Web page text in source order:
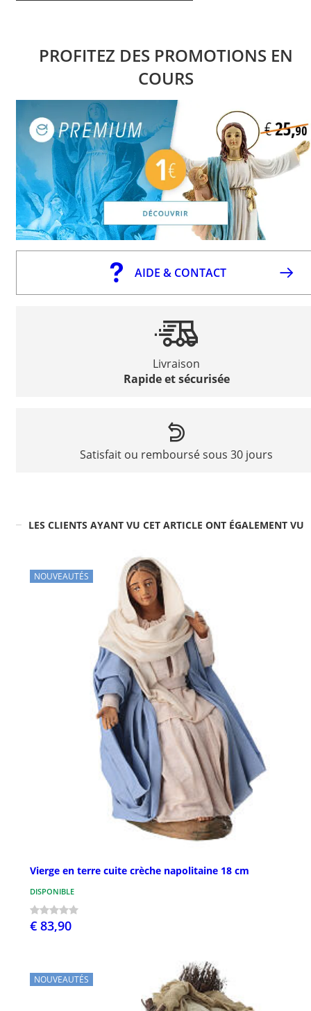
PROFITEZ DES PROMOTIONS EN
COURS
AIDE & CONTACT
Livraison
Rapide et sécurisée
Satisfait ou remboursé sous 30 jours
LES CLIENTS AYANT VU CET ARTICLE ONT ÉGALEMENT VU
NOUVEAUTÉS
Vierge en terre cuite crèche napolitaine 18 cm
DISPONIBLE
€ 83,90
NOUVEAUTÉS